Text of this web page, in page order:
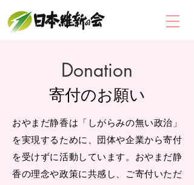
Donation
寄付のお願い
おやまだ静香は「しがらみの無い政治」
を実現するために、団体や企業から寄付
を受けずに活動しています。おやまだ静
香の理念や政策に共感し、ご寄付いただ